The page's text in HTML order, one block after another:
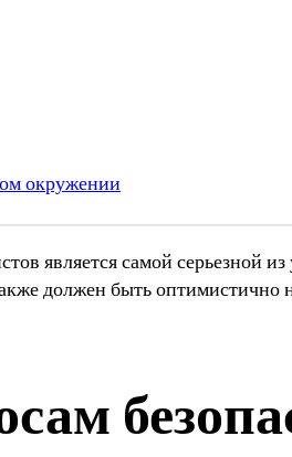
окружении
является самой серьезной
должен быть